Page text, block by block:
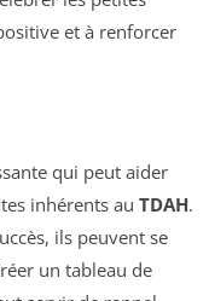
et à renforcer
qui peut aider
inhérents au TDAH.
ils peuvent se
un tableau de